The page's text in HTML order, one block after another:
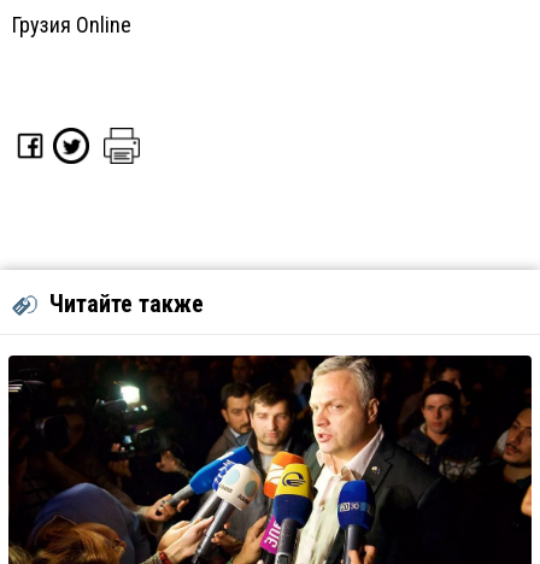
Грузия Online
Читайте также